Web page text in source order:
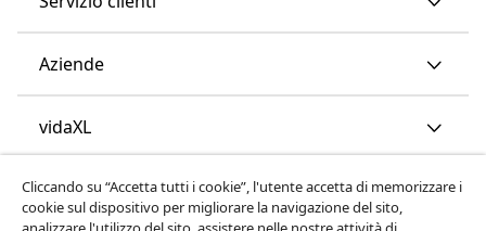
Aziende
vidaXL
Scopri di più
Cliccando su “Accetta tutti i cookie”, l'utente accetta di memorizzare i
cookie sul dispositivo per migliorare la navigazione del sito,